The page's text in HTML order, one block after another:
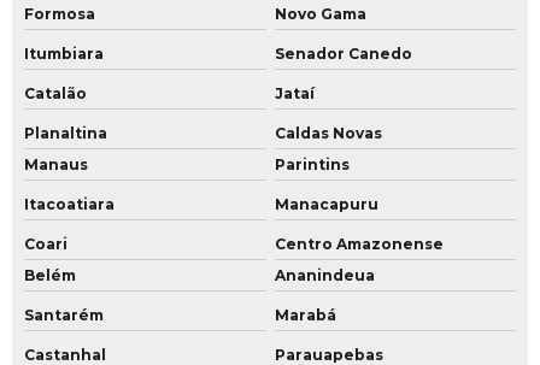
Formosa Novo Gama
Itumbiara Senador Canedo
Catalão Jataí
Planaltina
Caldas Novas
Manaus
Parintins
Itacoatiara Manacapuru
Coari
Centro Amazonense
Belém
Ananindeua
Santarém Marabá
Castanhal Parauapebas